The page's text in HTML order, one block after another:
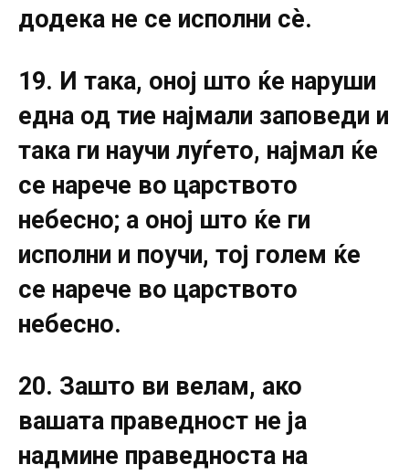
додека не се исполни сè.
19. И така, оној што ќе наруши
една од тие најмали заповеди и
така ги научи луѓето, најмал ќе
се нарече во царството
небесно; а оној што ќе ги
исполни и поучи, тој голем ќе
се нарече во царството
небесно.
20. Зашто ви велам, ако
вашата праведност не ја
надмине праведноста на